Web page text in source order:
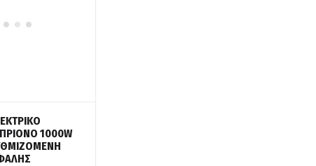
1000W